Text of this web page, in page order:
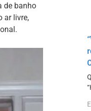
de banho
ar livre,